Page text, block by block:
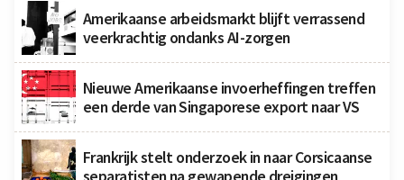
Amerikaanse arbeidsmarkt blijft verrassend
veerkrachtig ondanks AI-zorgen
Nieuwe Amerikaanse invoerheffingen treffen
een derde van Singaporese export naar VS
Frankrijk stelt onderzoek in naar Corsicaanse